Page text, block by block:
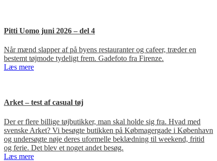
Pitti Uomo juni 2026 – del 4
Når mænd slapper af på byens restauranter og cafeer, træder en
bestemt tøjmode tydeligt frem. Gadefoto fra Firenze.
Læs mere
Arket – test af casual tøj
Der er flere billige tøjbutikker, man skal holde sig fra. Hvad med
svenske Arket? Vi besøgte butikken på Købmagergade i København
og undersøgte nøje deres uformelle beklædning til weekend, fritid
og ferie. Det blev et noget andet besøg.
Læs mere